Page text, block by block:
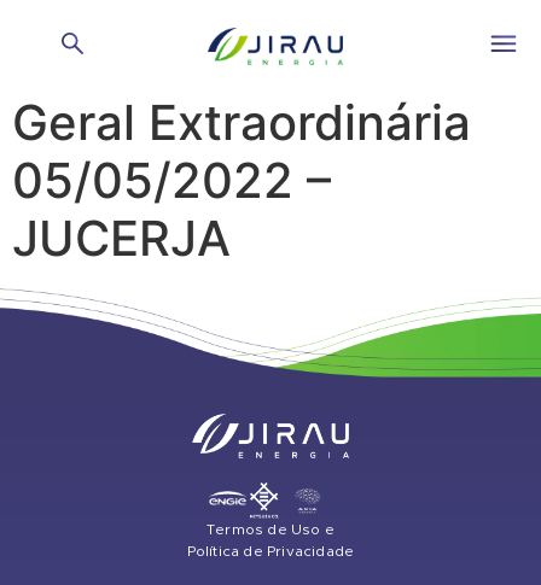
Ata da Assembleia
Geral Extraordinária
05/05/2022 –
JUCERJA
Termos de Uso e
Política de Privacidade